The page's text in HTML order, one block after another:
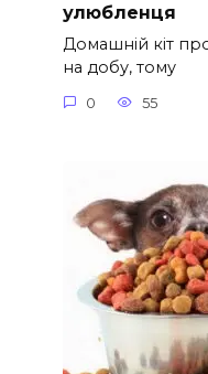
улюбленця
Домашній кіт
на добу, тому
0 55